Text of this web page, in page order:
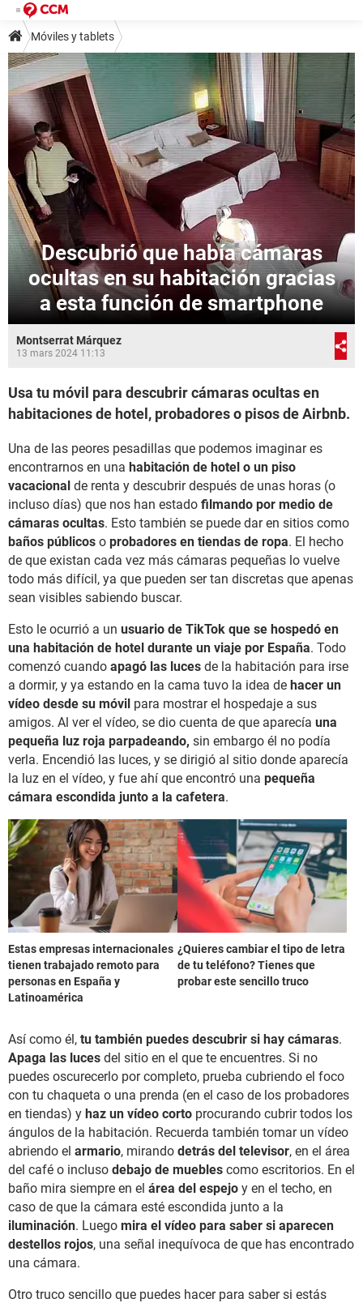
Móviles y tablets
Descubrió que había cámaras
ocultas en su habitación gracias
a esta función de smartphone
Montserrat Márquez
13 mars 2024 11:13
Usa tu móvil para descubrir cámaras ocultas en
habitaciones de hotel, probadores o pisos de Airbnb.
Una de las peores pesadillas que podemos imaginar es
encontrarnos en una habitación de hotel o un piso
vacacional de renta y descubrir después de unas horas (o
incluso días) que nos han estado filmando por medio de
cámaras ocultas. Esto también se puede dar en sitios como
baños públicos o probadores en tiendas de ropa. El hecho
de que existan cada vez más cámaras pequeñas lo vuelve
todo más difícil, ya que pueden ser tan discretas que apenas
sean visibles sabiendo buscar.
Esto le ocurrió a un usuario de TikTok que se hospedó en
una habitación de hotel durante un viaje por España. Todo
comenzó cuando apagó las luces de la habitación para irse
a dormir, y ya estando en la cama tuvo la idea de hacer un
vídeo desde su móvil para mostrar el hospedaje a sus
amigos. Al ver el vídeo, se dio cuenta de que aparecía una
pequeña luz roja parpadeando, sin embargo él no podía
verla. Encendió las luces, y se dirigió al sitio donde aparecía
la luz en el vídeo, y fue ahí que encontró una pequeña
cámara escondida junto a la cafetera.
Estas empresas internacionales
tienen trabajado remoto para
personas en España y
Latinoamérica
¿Quieres cambiar el tipo de letra
de tu teléfono? Tienes que
probar este sencillo truco
Así como él, tu también puedes descubrir si hay cámaras.
Apaga las luces del sitio en el que te encuentres. Si no
puedes oscurecerlo por completo, prueba cubriendo el foco
con tu chaqueta o una prenda (en el caso de los probadores
en tiendas) y haz un vídeo corto procurando cubrir todos los
ángulos de la habitación. Recuerda también tomar un vídeo
abriendo el armario, mirando detrás del televisor, en el área
del café o incluso debajo de muebles como escritorios. En el
baño mira siempre en el área del espejo y en el techo, en
caso de que la cámara esté escondida junto a la
iluminación. Luego mira el vídeo para saber si aparecen
destellos rojos, una señal inequívoca de que has encontrado
una cámara.
Otro truco sencillo que puedes hacer para saber si estás